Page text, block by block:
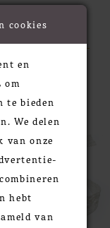
cookies
en
om
te bieden
We delen
van onze
hebt
van